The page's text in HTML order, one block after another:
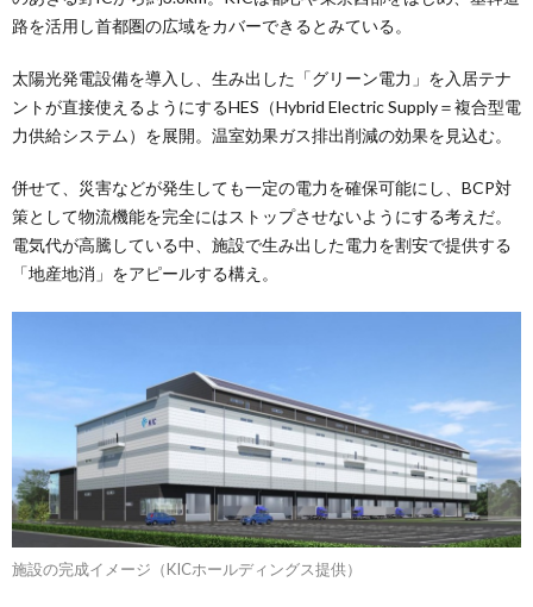
路を活用し首都圏の広域をカバーできるとみている。
太陽光発電設備を導入し、生み出した「グリーン電力」を入居テナ
ントが直接使えるようにするHES（Hybrid Electric Supply＝複合型電
力供給システム）を展開。温室効果ガス排出削減の効果を見込む。
併せて、災害などが発生しても一定の電力を確保可能にし、BCP対
策として物流機能を完全にはストップさせないようにする考えだ。
電気代が高騰している中、施設で生み出した電力を割安で提供する
「地産地消」をアピールする構え。
施設の完成イメージ（KICホールディングス提供）